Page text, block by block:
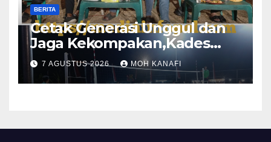
BERITA
Cetak Generasi Unggul dan
Jaga Kekompakan,Kades
Mayang Kawis Hadirkan
Semarak Olahraga Antar-RT
7 AGUSTUS 2026 MOH KANAFI